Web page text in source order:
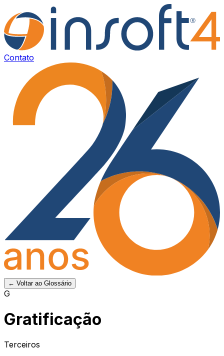
Contato
← Voltar ao Glossário
G
Gratificação
Terceiros